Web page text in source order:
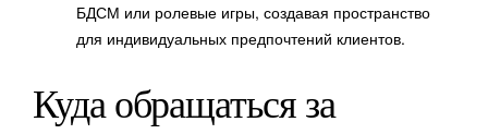
БДСМ или ролевые игры, создавая пространство
для индивидуальных предпочтений клиентов.
Куда обращаться за